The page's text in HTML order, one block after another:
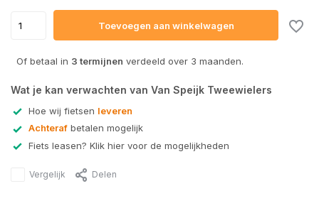
Toevoegen aan winkelwagen
Of betaal in 3 termijnen verdeeld over 3 maanden.
Wat je kan verwachten van Van Speijk Tweewielers
Hoe wij fietsen leveren
Achteraf betalen mogelijk
Fiets leasen? Klik hier voor de mogelijkheden
Vergelijk Delen